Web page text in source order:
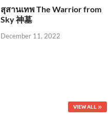
สุสานเทพ The Warrior from
Sky 神墓
December 11, 2022
VIEW ALL